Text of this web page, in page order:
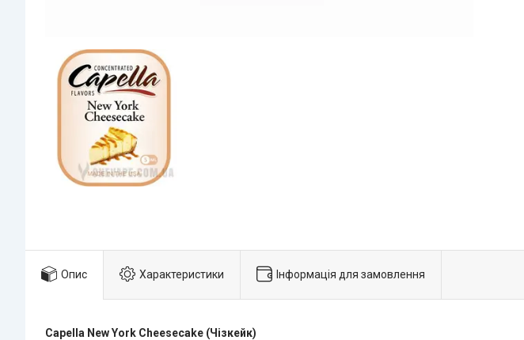
Опис Характеристики Інформація для замовлення
Capella New York Cheesecake (Чізкейк)